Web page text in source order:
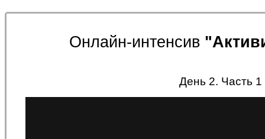
Онлайн-интенсив
День 2. Часть 1